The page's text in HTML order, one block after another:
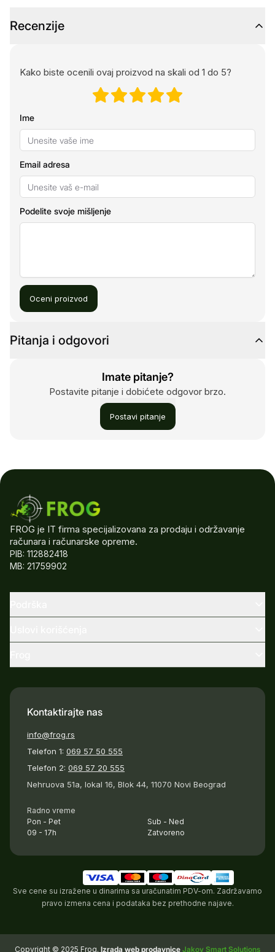
Recenzije
Kako biste ocenili ovaj proizvod na skali od 1 do 5?
Ime
Email adresa
Podelite svoje mišljenje
Oceni proizvod
Pitanja i odgovori
Imate pitanje?
Postavite pitanje i dobićete odgovor brzo.
Postavi pitanje
FROG je IT firma specijalizovana za prodaju i održavanje
računara i računarske opreme.
PIB: 112882418
MB: 21759902
Kontaktirajte nas
info@frog.rs
Telefon 1: 069 57 50 555
Telefon 2: 069 57 20 555
Nehruova 51a, lokal 16, Blok 44, 11070 Novi Beograd
Radno vreme
Pon - Pet
09 - 17h
Sub - Ned
Zatvoreno
Sve cene su izražene u dinarima sa uračunatim PDV-om. Zadržavamo
pravo izmena cena i podataka bez prethodne najave.
Copyright © 2025 Frog. Izrada web prodavnice Jakov Smart Solutions